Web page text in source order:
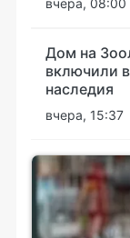
Дом на
включили
наследия
вчера, 15:37